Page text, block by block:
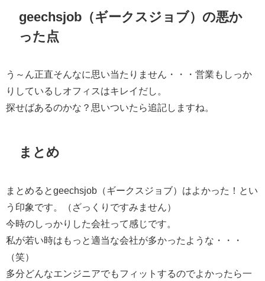
geechsjob（ギークスジョブ）の悪か
った点
う～ん正直そんなに思い当たりません・・・営業もしっか
りしているしオフィスはキレイだし。
探せばあるのかな？思いついたら追記しますね。
まとめ
まとめるとgeechsjob（ギークスジョブ）はよかった！とい
う印象です。（ざっくりですみません）
今時のしっかりした会社って感じです。
私が若い時はもっと適当な会社が多かったような・・・
（笑）
多分どんなエンジニアでもフィットするのでよかったら一